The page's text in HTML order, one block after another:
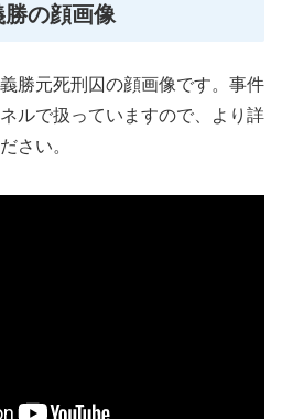
の顔画像
勝元死刑囚の顔画像です。事件
ルで扱っていますので、より詳
さい。